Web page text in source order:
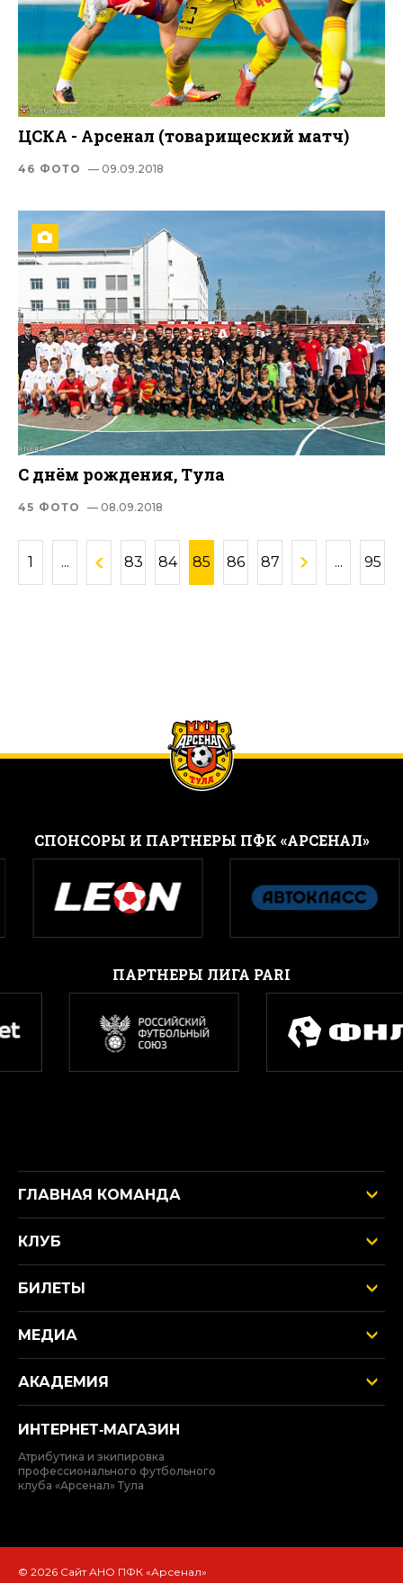
ЦСКА - Арсенал (товарищеский матч)
46 ФОТО — 09.09.2018
С днём рождения, Тула
45 ФОТО — 08.09.2018
1 ... 83 84 85 86 87 ... 95
CПОНСОРЫ И ПАРТНЕРЫ ПФК «АРСЕНАЛ»
ПАРТНЕРЫ ЛИГА PARI
ГЛАВНАЯ КОМАНДА
КЛУБ
БИЛЕТЫ
МЕДИА
АКАДЕМИЯ
ИНТЕРНЕТ‑МАГАЗИН
Атрибутика и экипировка
профессионального футбольного
клуба «Арсенал» Тула
© 2026 Сайт АНО ПФК «Арсенал»